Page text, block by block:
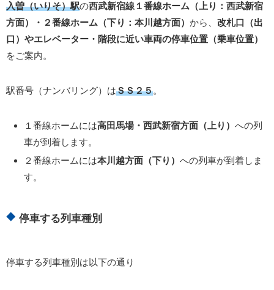
入曽（いりそ）駅の西武新宿線１番線ホーム（上り：西武新宿
方面）・２番線ホーム（下り：本川越方面） から、 改札口（出
口）やエレベーター・階段に近い車両の停車位置（乗車位置）
をご案内。
駅番号（ナンバリング）はＳＳ２５。
１番線ホームには高田馬場・西武新宿方面（上り） への列
車が到着します。
２番線ホームには本川越方面（下り） への列車が到着しま
す。
停車する列車種別
停車する列車種別は以下の通り